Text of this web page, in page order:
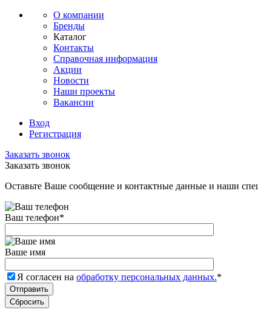
О компании
Бренды
Каталог
Контакты
Справочная информация
Акции
Новости
Наши проекты
Вакансии
Вход
Регистрация
Заказать звонок
Заказать звонок
Оставьте Ваше сообщение и контактные данные и наши
Ваш телефон*
Ваше имя
Я согласен на обработку персональных данных.*